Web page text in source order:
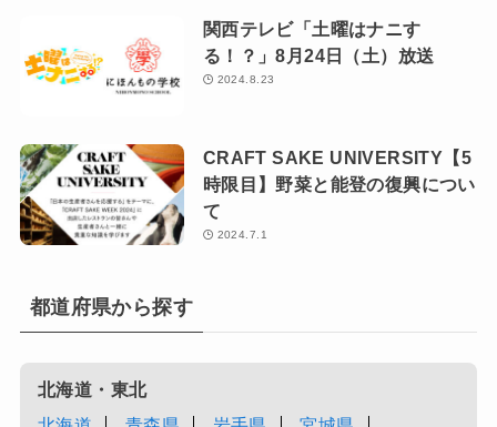
関西テレビ「土曜はナニす
る！？」8月24日（土）放送
2024.8.23
CRAFT SAKE UNIVERSITY【5
時限目】野菜と能登の復興につい
て
2024.7.1
都道府県から探す
北海道・東北